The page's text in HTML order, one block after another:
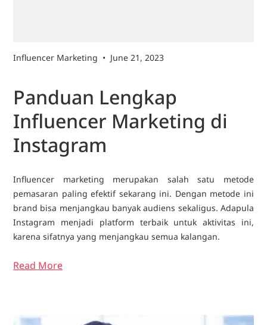
Influencer Marketing • June 21, 2023
Panduan Lengkap
Influencer Marketing di
Instagram
Influencer marketing merupakan salah satu metode
pemasaran paling efektif sekarang ini. Dengan metode ini
brand bisa menjangkau banyak audiens sekaligus. Adapula
Instagram menjadi platform terbaik untuk aktivitas ini,
karena sifatnya yang menjangkau semua kalangan.
Read More